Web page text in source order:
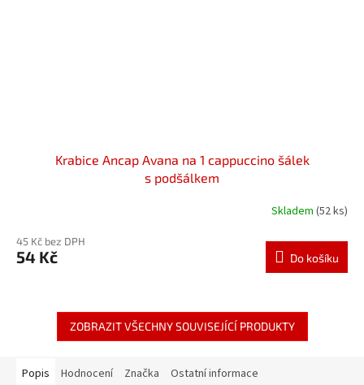
Krabice Ancap Avana na 1 cappuccino šálek
s podšálkem
Skladem (52 ks)
45 Kč bez DPH
54 Kč Do košíku
ZOBRAZIT VŠECHNY SOUVISEJÍCÍ PRODUKTY
Popis Hodnocení Značka Ostatní informace